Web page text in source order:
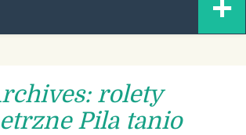
content
rolety
Pila tanio